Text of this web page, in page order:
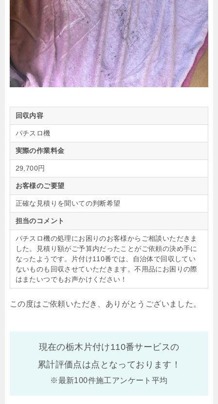
回収内容
パチスロ機
実際の作業料金
29,700円
お客様のご要望
正確な見積りを聞いての判断希望
担当のコメント
パチスロ機の処理にお困りのお客様からご相談いただきま
した。見積り額がご予算内だったことがご依頼の決め手に
なったようです。片付け110番では、自治体で回収してい
ないものも回収させていただきます。不用品にお困りの際
はまたいつでもお声かけください！
この度はご依頼いただき、ありがとうございました。
現在の栃木片付け110番サービスの
累計評価点は点となっております！
※最新100件施工アンケート平均